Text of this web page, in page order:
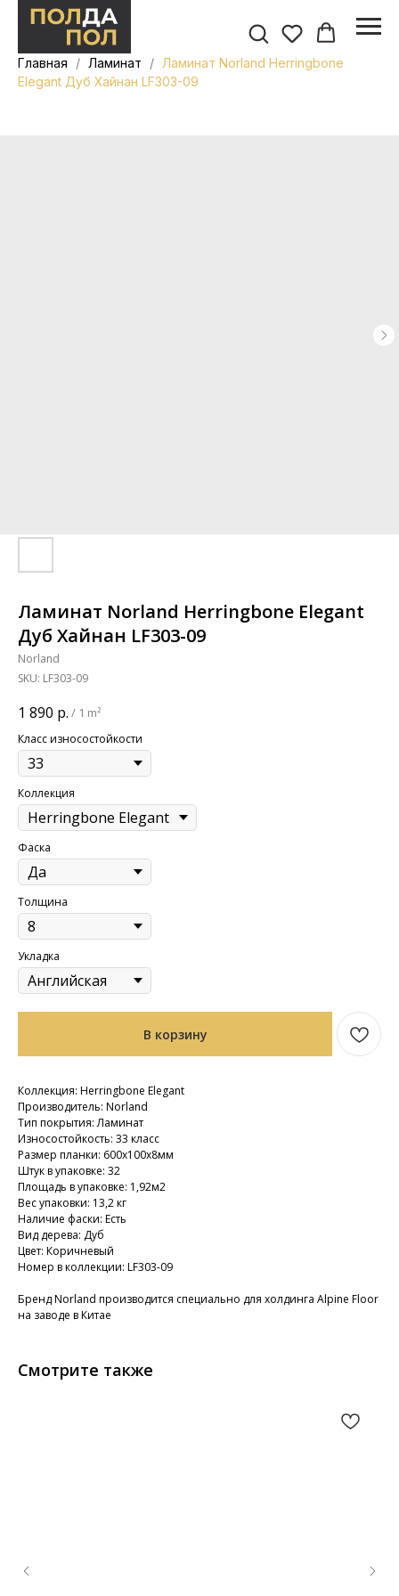
Главная Ламинат
Ламинат Norland Herringbone
Elegant Дуб Хайнан LF303-09
Ламинат Norland Herringbone Elegant
Дуб Хайнан LF303-09
Norland
SKU: LF303-09
1 890 р. / 1 m²
Класс износостойкости
Коллекция
Фаска
Толщина
Укладка
В корзину
Коллекция: Herringbone Elegant
Производитель: Norland
Тип покрытия: Ламинат
Износостойкость: 33 класс
Размер планки: 600х100х8мм
Штук в упаковке: 32
Площадь в упаковке: 1,92м2
Вес упаковки: 13,2 кг
Наличие фаски: Есть
Вид дерева: Дуб
Цвет: Коричневый
Номер в коллекции: LF303-09
Бренд Norland производится специально для холдинга Alpine Floor
на заводе в Китае
Смотрите также